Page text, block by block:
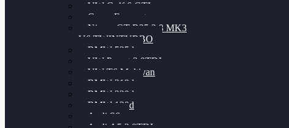
VW Golf 6 GTI
Cupra Formentor
Nissan GT-R35 3.8 MK3
V6 TWINTURBO
BMW 525d
VW Passat 2.0TDI
VW T6 Multivan
BMW 318d
BMW 320d
BMW 120d
Audi S6